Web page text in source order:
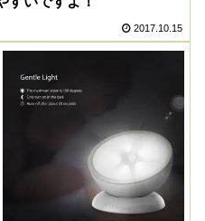
2017.10.15